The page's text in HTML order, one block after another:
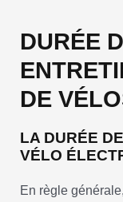
DURÉE
DE
LA DURÉE
VÉLO
En règle